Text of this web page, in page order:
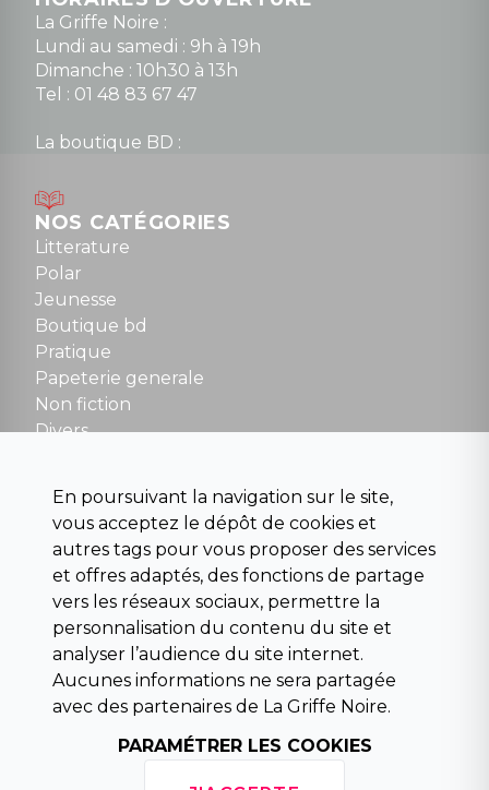
La Griffe Noire :
Lundi au samedi : 9h à 19h
Dimanche : 10h30 à 13h
Tel : 01 48 83 67 47
La boutique BD :
Mardi au samedi : 10h à 13h / 14h à 19h
Dimanche : 10h30 à 12h30
Tel : 01 48 89 13 88
Fermé le dimanche en Juillet et Août
NOUS CONTACTER
contact@la-griffe-noire.com
NOS CATÉGORIES
Litterature
Polar
Jeunesse
Boutique bd
Pratique
Papeterie generale
Non fiction
Divers
Para scolaire
Histoire
Pochoteque
Pleiade
INFORMATIONS
Droit de rétractation
Conditions générales de vente
Mentions légales
En poursuivant la navigation sur le site,
vous acceptez le dépôt de cookies et
autres tags pour vous proposer des services
et offres adaptés, des fonctions de partage
vers les réseaux sociaux, permettre la
personnalisation du contenu du site et
analyser l’audience du site internet.
Aucunes informations ne sera partagée
avec des partenaires de La Griffe Noire.
PARAMÉTRER LES COOKIES